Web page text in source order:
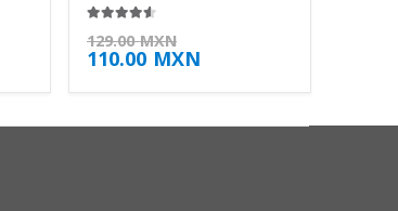
129.00MXN
110.00 MXN